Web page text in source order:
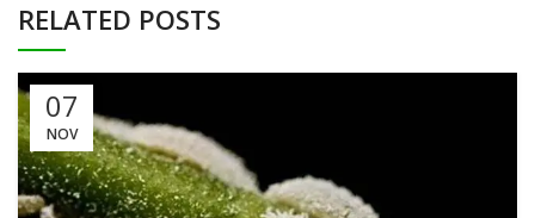
RELATED POSTS
07
NOV